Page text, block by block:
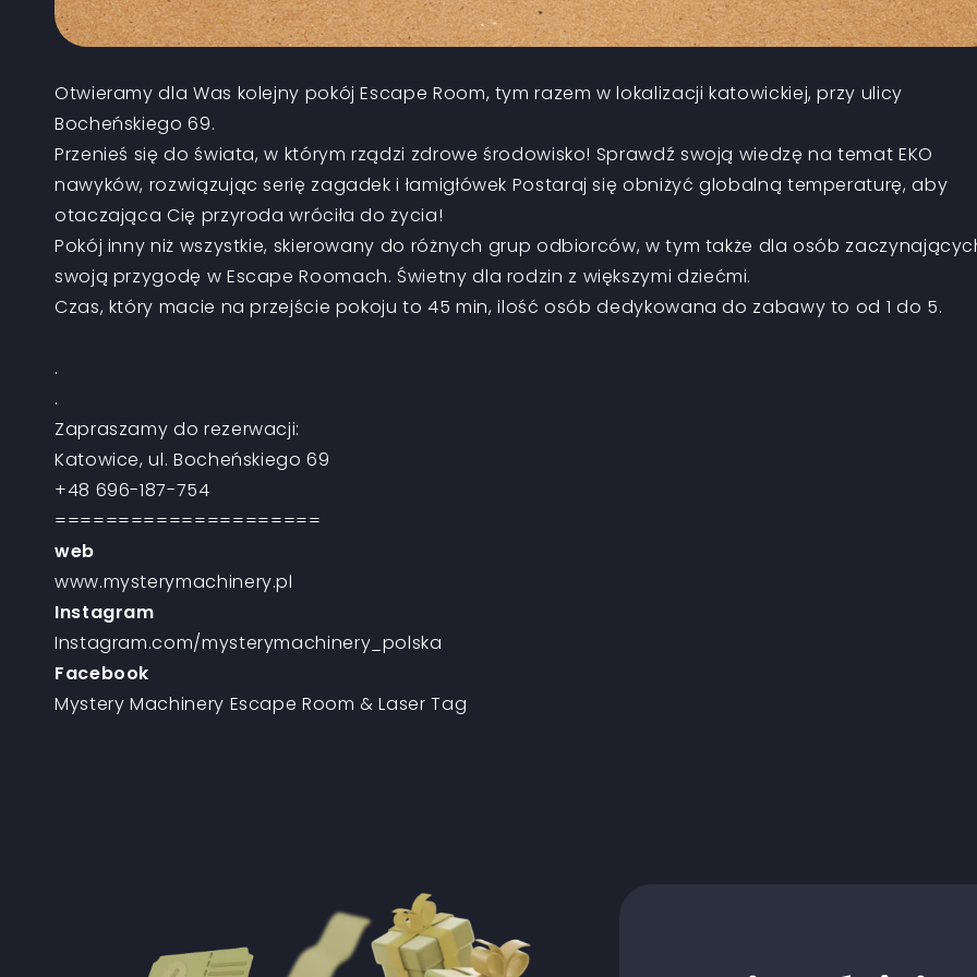
Otwieramy dla Was kolejny pokój Escape Room, tym razem w lokalizacji katowickiej, przy ulicy
Bocheńskiego 69.
Przenieś się do świata, w którym rządzi zdrowe środowisko! Sprawdź swoją wiedzę na temat EKO
nawyków, rozwiązując serię zagadek i łamigłówek Postaraj się obniżyć globalną temperaturę, aby
otaczająca Cię przyroda wróciła do życia!
Pokój inny niż wszystkie, skierowany do różnych grup odbiorców, w tym także dla osób
swoją przygodę w Escape Roomach. Świetny dla rodzin z większymi dziećmi.
Czas, który macie na przejście pokoju to 45 min, ilość osób dedykowana do zabawy to od 1 do 5.
.
.
Zapraszamy do rezerwacji:
Katowice, ul. Bocheńskiego 69
+48 696-187-754
=====================
web
www.mysterymachinery.pl
Instagram
Instagram.com/mysterymachinery_polska
Facebook
Mystery Machinery Escape Room & Laser Tag